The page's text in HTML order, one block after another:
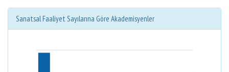
Sanatsal Faaliyet Sayılarına Göre Akademisyenler